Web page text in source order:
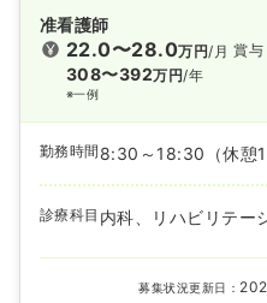
准看護師
22.0〜28.0万円/月
308〜392万円/年
※一例
賞与
勤務時間 8:30～18:30 （休憩
診療科目 内科、リハビリテー
募集状況更新日：